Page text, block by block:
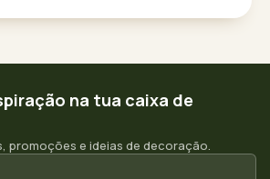
na tua caixa de
promoções e ideias de decoração.